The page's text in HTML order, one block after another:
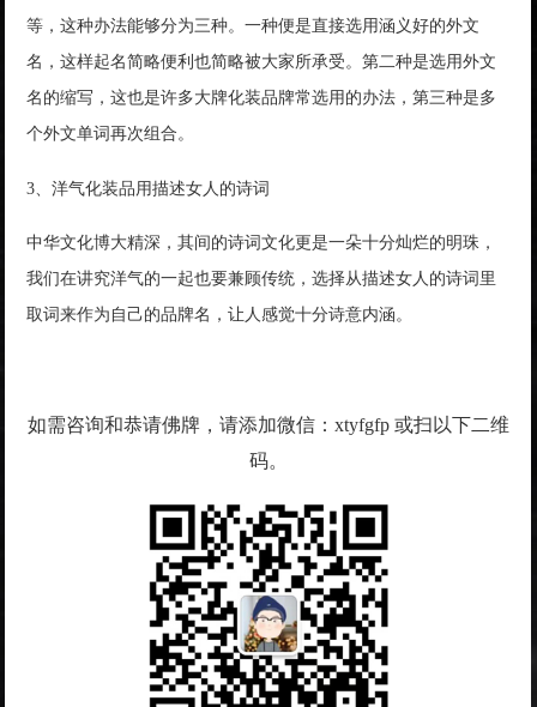
等，这种办法能够分为三种。一种便是直接选用涵义好的外文
名，这样起名简略便利也简略被大家所承受。第二种是选用外文
名的缩写，这也是许多大牌化装品牌常选用的办法，第三种是多
个外文单词再次组合。
3、洋气化装品用描述女人的诗词
中华文化博大精深，其间的诗词文化更是一朵十分灿烂的明珠，
我们在讲究洋气的一起也要兼顾传统，选择从描述女人的诗词里
取词来作为自己的品牌名，让人感觉十分诗意内涵。
如需咨询和恭请佛牌，请添加微信：xtyfgfp 或扫以下二维
码。